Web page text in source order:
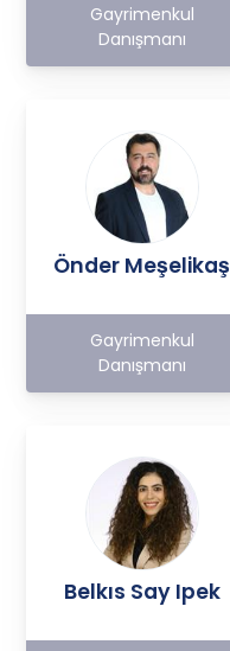
Gayrimenkul
Danışmanı
Önder Meşelikaş
Gayrimenkul
Danışmanı
Belkıs Say Ipek